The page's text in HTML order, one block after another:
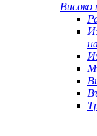
Високо